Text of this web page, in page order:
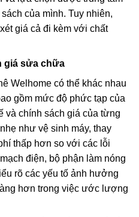
của mình. Tuy nhiên,
giá cả đi kèm với chất
giá sửa chữa
Welhome có thể khác nhau
gồm mức độ phức tạp của
và chính sách giá của từng
như vệ sinh máy, thay
thấp hơn so với các lỗi
điện, bộ phận làm nóng
rõ các yếu tố ảnh hưởng
hơn trong việc ước lượng